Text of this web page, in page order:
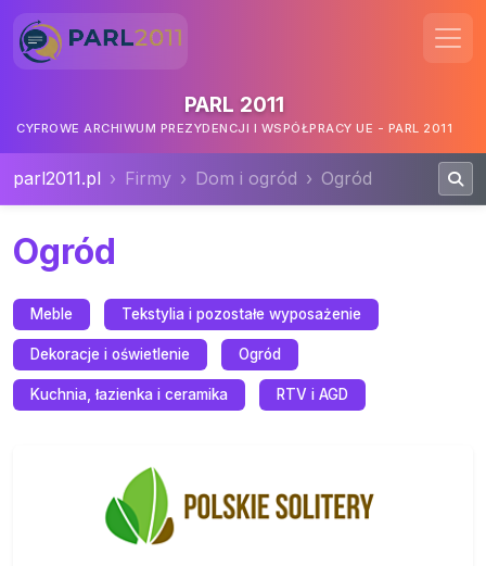
PARL 2011
CYFROWE ARCHIWUM PREZYDENCJI I WSPÓŁPRACY UE - PARL 2011
parl2011.pl Firmy Dom i ogród Ogród
Ogród
Meble Tekstylia i pozostałe wyposażenie
Dekoracje i oświetlenie Ogród
Kuchnia, łazienka i ceramika RTV i AGD